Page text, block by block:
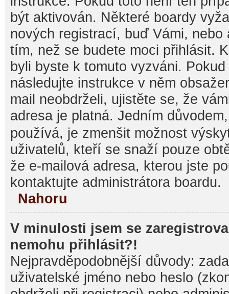
být aktivován. Některé boardy
nových registrací, buď Vámi, nebo
tím, než se budete moci přihlásit.
byli byste k tomuto vyzváni.
následujte instrukce v něm
mail neobdrželi, ujistěte se, že
adresa je platná. Jedním
používá, je zmenšit možnost
uživatelů, kteří se snaží pouze
že e-mailová adresa, kterou jste
kontaktujte administrátora boardu.
Nahoru
V minulosti jsem se
nemohu přihlásit?!
Nejpravděpodobnější důvody:
uživatelské jméno nebo heslo